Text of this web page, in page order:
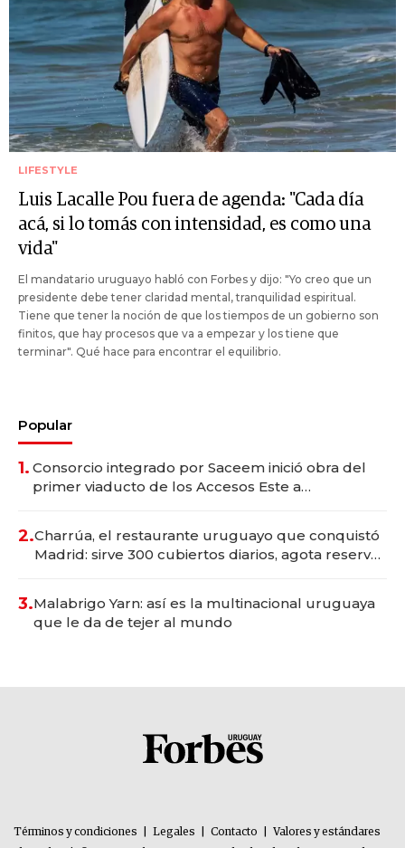
LIFESTYLE
Luis Lacalle Pou fuera de agenda: "Cada día
acá, si lo tomás con intensidad, es como una
vida"
El mandatario uruguayo habló con Forbes y dijo: "Yo creo que un
presidente debe tener claridad mental, tranquilidad espiritual.
Tiene que tener la noción de que los tiempos de un gobierno son
finitos, que hay procesos que va a empezar y los tiene que
terminar". Qué hace para encontrar el equilibrio.
Popular
1. Consorcio integrado por Saceem inició obra del
primer viaducto de los Accesos Este a
2.Charrúa, el restaurante uruguayo que conquistó
Madrid: sirve 300 cubiertos diarios, agota reservas
3.Malabrigo Yarn: así es la multinacional uruguaya
que le da de tejer al mundo
Términos y condiciones Legales Contacto
Valores y estándares